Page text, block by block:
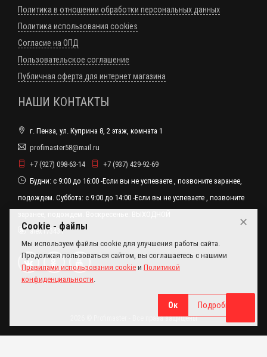
Политика в отношении обработки персональных данных
Политика использования cookies
Согласие на ОПД
Пользовательское соглашение
Публичная оферта для интернет магазина
НАШИ КОНТАКТЫ
г. Пенза, ул. Куприна 8, 2 этаж, комната 1
profimaster58@mail.ru
+7 (927) 098-63-14
+7 (937) 429-92-69
Будни: с 9:00 до 16:00 -Если вы не успеваете , позвоните заранее,
подождем. Суббота: с 9:00 до 14:00 -Если вы не успеваете , позвоните
alex173431
2026 © Profimaster - Все права защищены
✕
Cookie - файлы
Мы используем файлы cookie для улучшения работы сайта.
Продолжая пользоваться сайтом, вы соглашаетесь с нашими
Правилами использования cookie и Политикой
конфиденциальности.
Ок Подробнее